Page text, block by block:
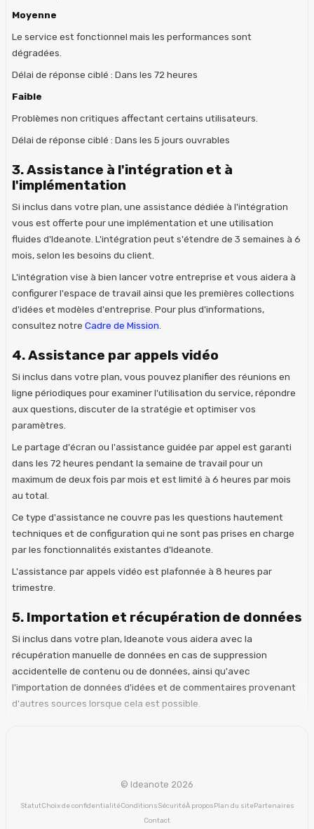
Moyenne
Le service est fonctionnel mais les performances sont
dégradées.
Délai de réponse ciblé : Dans les 72 heures
Faible
Problèmes non critiques affectant certains utilisateurs.
Délai de réponse ciblé : Dans les 5 jours ouvrables
3. Assistance à l'intégration et à
l'implémentation
Si inclus dans votre plan, une assistance dédiée à l'intégration
vous est offerte pour une implémentation et une utilisation
fluides d'Ideanote. L'intégration peut s'étendre de 3 semaines à 6
mois, selon les besoins du client.
L'intégration vise à bien lancer votre entreprise et vous aidera à
configurer l'espace de travail ainsi que les premières collections
d'idées et modèles d'entreprise. Pour plus d'informations,
consultez notre Cadre de Mission
4. Assistance par appels vidéo
Si inclus dans votre plan, vous pouvez planifier des réunions en
ligne périodiques pour examiner l'utilisation du service, répondre
aux questions, discuter de la stratégie et optimiser vos
paramètres.
Le partage d'écran ou l'assistance guidée par appel est garanti
dans les 72 heures pendant la semaine de travail pour un
maximum de deux fois par mois et est limité à 6 heures par mois
au total.
Ce type d'assistance ne couvre pas les questions hautement
techniques et de configuration qui ne sont pas prises en charge
par les fonctionnalités existantes d'Ideanote.
L'assistance par appels vidéo est plafonnée à 8 heures par
trimestre.
5. Importation et récupération de données
Si inclus dans votre plan, Ideanote vous aidera avec la
récupération manuelle de données en cas de suppression
accidentelle de contenu ou de données, ainsi qu'avec
l'importation de données d'idées et de commentaires provenant
d'autres sources lorsque cela est possible.
© Ideanote 2026
StatutChoix de confidentialitéConditionsSécuritéÀ propos Plan du sitePartenaires
Contact